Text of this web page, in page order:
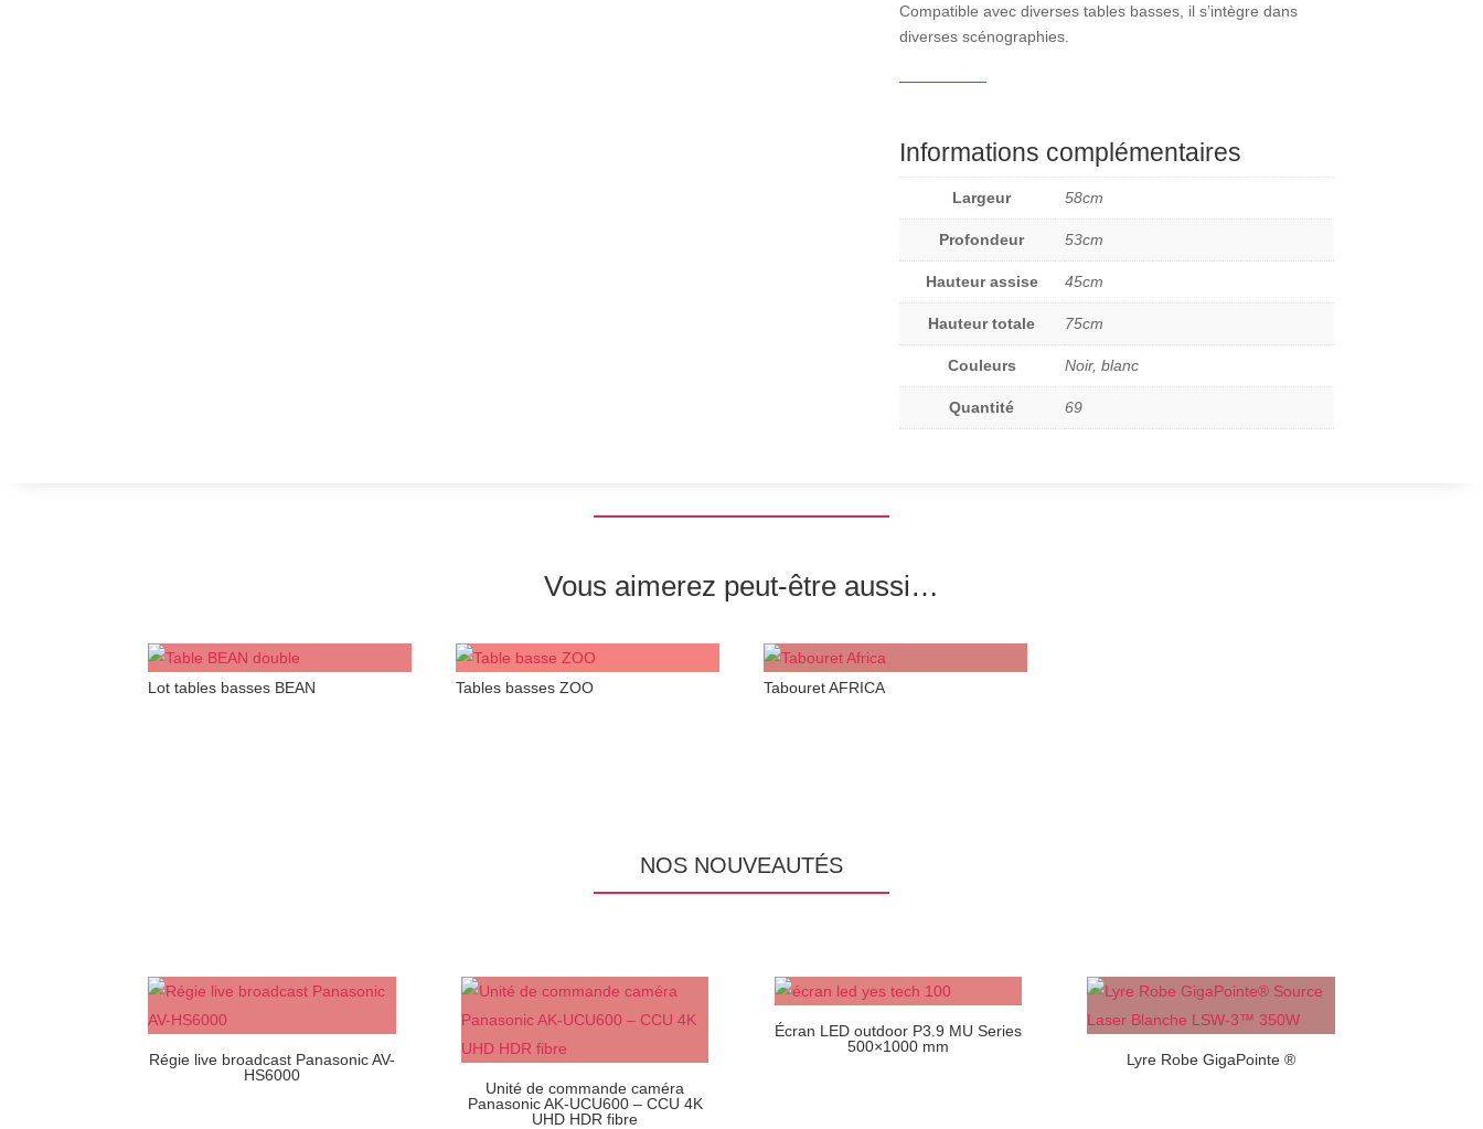
Compatible avec diverses tables basses, il s’intègre dans
diverses scénographies.
Informations complémentaires
Largeur 58cm
Profondeur 53cm
Hauteur assise 45cm
Hauteur totale 75cm
Couleurs Noir, blanc
Quantité 69
Vous aimerez peut-être aussi…
Lot tables basses BEAN Tables basses ZOO Tabouret AFRICA
NOS NOUVEAUTÉS
Régie live broadcast Panasonic AV-
HS6000
Unité de commande caméra
Panasonic AK-UCU600 – CCU 4K
UHD HDR fibre
Écran LED outdoor P3.9 MU Series
500×1000 mm
Lyre Robe GigaPointe ®